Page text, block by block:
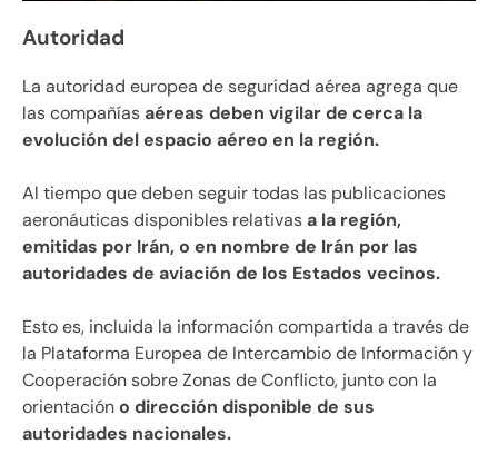
Autoridad
La autoridad europea de seguridad aérea agrega que
las compañíasaéreas deben vigilar de cerca la
evolución del espacio aéreo en la región.
Al tiempo que deben seguir todas las publicaciones
aeronáuticas disponibles relativasa la región,
emitidas por Irán, o en nombre de Irán por las
autoridades de aviación de los Estados vecinos.
Esto es, incluida la información compartida a través de
la Plataforma Europea de Intercambio de Información y
Cooperación sobre Zonas de Conflicto, junto con la
orientacióno dirección disponible de sus
autoridades nacionales.